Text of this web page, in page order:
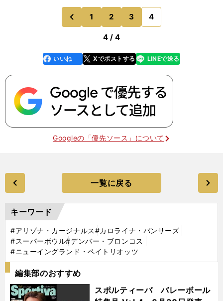
前
のページへ
1 2 3 4
4 / 4
faceboo
k
いいね Xでポストする
line LINEで送る
Googleの「優先ソース」について
一覧に戻る
キーワード
#アリゾナ・カージナルス#カロライナ・パンサーズ
#スーパーボウル#デンバー・ブロンコス
#ニューイングランド・ペイトリオッツ
編集部のおすすめ
スポルティーバ バレーボール